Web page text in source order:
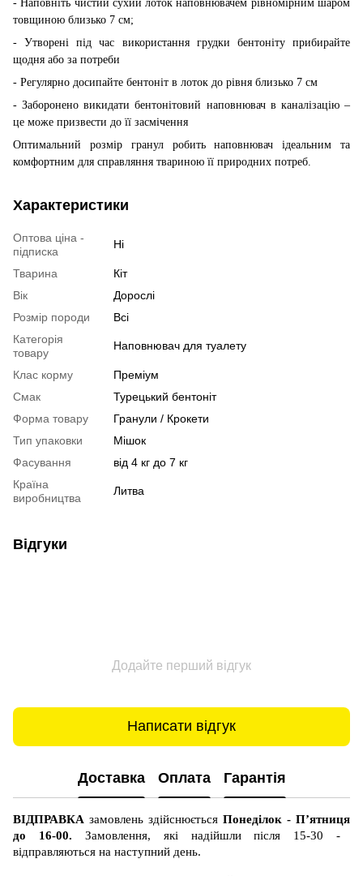
- Наповніть чистий сухий лоток наповнювачем рівномірним шаром
товщиною близько 7 см;
- Утворені під час використання грудки бентоніту прибирайте
щодня або за потреби
- Регулярно досипайте бентоніт в лоток до рівня близько 7 см
- Заборонено викидати бентонітовий наповнювач в каналізацію –
це може призвести до її засмічення
Оптимальний розмір гранул робить наповнювач ідеальним та
комфортним для справляння твариною її природних потреб.
Характеристики
Оптова ціна -
підписка
Ні
Тварина
Кіт
Вік
Дорослі
Розмір породи
Всі
Категорія
товару
Наповнювач для туалету
Клас корму
Преміум
Смак
Турецький бентоніт
Форма товару
Гранули / Крокети
Тип упаковки
Мішок
Фасування
від 4 кг до 7 кг
Країна
виробництва
Литва
Відгуки
Додайте перший відгук
Написати відгук
Доставка Оплата Гарантія
ВІДПРАВКА замовлень здійснюється Понеділок - П’ятниця
до 16-00. Замовлення, які надійшли після 15-30 -
відправляються на наступний день.